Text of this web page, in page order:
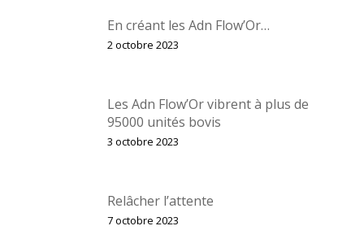
En créant les Adn Flow’Or…
2 octobre 2023
Les Adn Flow’Or vibrent à plus de
95000 unités bovis
3 octobre 2023
Relâcher l’attente
7 octobre 2023